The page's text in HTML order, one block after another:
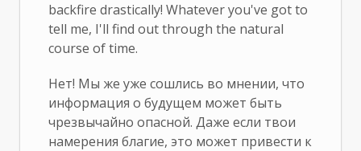
backfire drastically! Whatever you've got to
tell me, I'll find out through the natural
course of time.
Нет! Мы же уже сошлись во мнении, что
информация о будущем может быть
чрезвычайно опасной. Даже если твои
намерения благие, это может привести к